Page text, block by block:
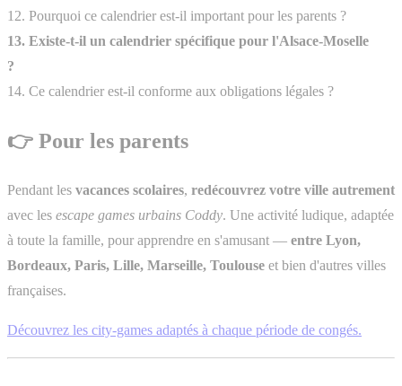
12. Pourquoi ce calendrier est-il important pour les parents ?
13. Existe-t-il un calendrier spécifique pour l'Alsace-Moselle
?
14. Ce calendrier est-il conforme aux obligations légales ?
👉 Pour les parents
Pendant les vacances scolaires, redécouvrez votre ville autrement
avec les escape games urbains Coddy. Une activité ludique, adaptée
à toute la famille, pour apprendre en s'amusant — entre Lyon,
Bordeaux, Paris, Lille, Marseille, Toulouse et bien d'autres villes
françaises.
Découvrez les city-games adaptés à chaque période de congés.